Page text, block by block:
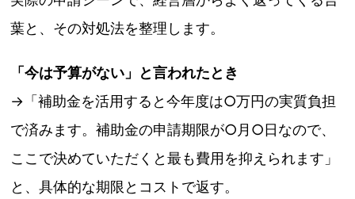
葉と、その対処法を整理します。
「今は予算がない」と言われたとき
→「補助金を活用すると今年度は○万円の実質負担
で済みます。補助金の申請期限が○月○日なので、
ここで決めていただくと最も費用を抑えられます」
と、具体的な期限とコストで返す。